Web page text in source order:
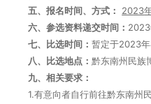
五、报名时间、方式 ： 2023
六、参选资料递交时间： 2023
七、比选时间：暂定于2023
八、 比选地点：黔东南州民族
九、相关要求：
1.有意向者自行前往黔东南州